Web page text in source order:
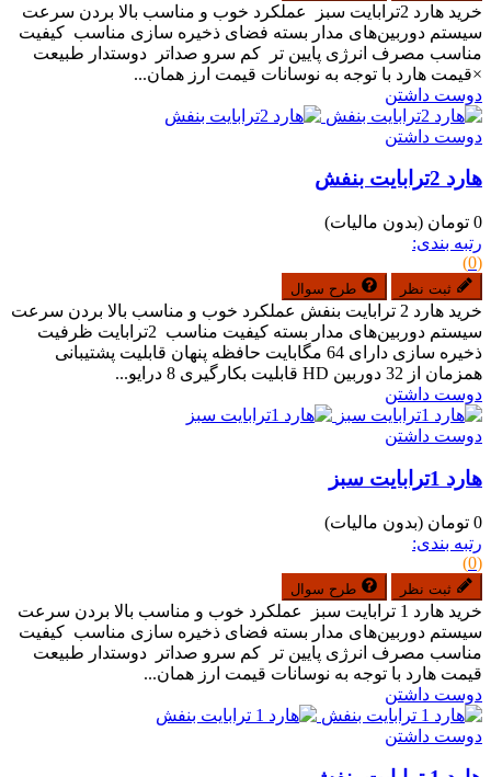
خرید هارد 2ترابایت سبز عملکرد خوب و مناسب بالا بردن سرعت
سیستم دوربین‌های مدار بسته فضای ذخیره سازی مناسب کیفیت
مناسب مصرف انرژی پایین تر کم سرو صداتر دوستدار طبیعت
×قیمت هارد با توجه به نوسانات قیمت ارز همان...
دوست داشتن
دوست داشتن
هارد 2ترابایت بنفش
0 تومان
(بدون مالیات)
رتبه بندی:
(0)
ثبت نظر طرح سوال
خرید هارد 2 ترابایت بنفش عملکرد خوب و مناسب بالا بردن سرعت
سیستم دوربین‌های مدار بسته کیفیت مناسب 2ترابایت ظرفیت
ذخیره سازی دارای 64 مگابایت حافظه پنهان قابلیت پشتیبانی
همزمان از 32 دوربین HD قابلیت بکارگیری 8 درایو...
دوست داشتن
دوست داشتن
هارد 1ترابایت سبز
0 تومان
(بدون مالیات)
رتبه بندی:
(0)
ثبت نظر طرح سوال
خرید هارد 1 ترابایت سبز عملکرد خوب و مناسب بالا بردن سرعت
سیستم دوربین‌های مدار بسته فضای ذخیره سازی مناسب کیفیت
مناسب مصرف انرژی پایین تر کم سرو صداتر دوستدار طبیعت
قیمت هارد با توجه به نوسانات قیمت ارز همان...
دوست داشتن
دوست داشتن